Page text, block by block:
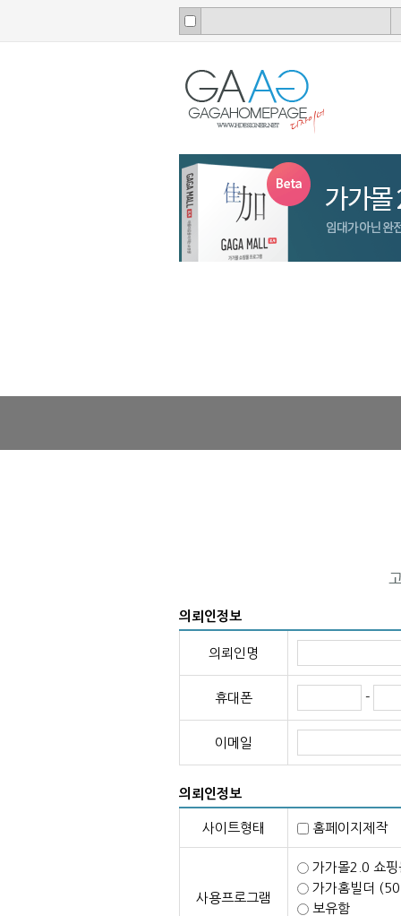
의뢰인정보
의뢰인명
휴대폰 -
이메일
의뢰인정보
사이트형태 홈페이지제작
사용프로그램
가가몰2.0 쇼
가가홈빌더
보유함